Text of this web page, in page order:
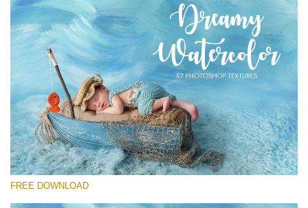
Kérlek, válassz
FREE DOWNLOAD